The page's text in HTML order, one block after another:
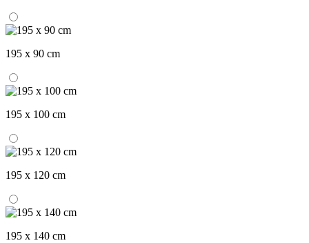
195 x 90 cm
195 x 100 cm
195 x 120 cm
195 x 140 cm